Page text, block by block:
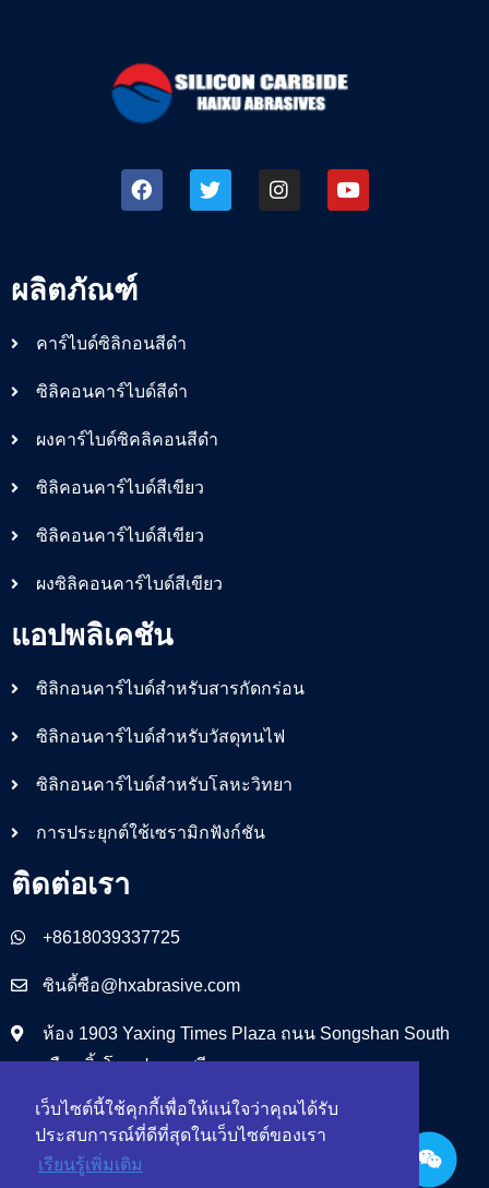
เว็บไซต์นี้ใช้คุกกี้เพื่อให้แน่ใจว่าคุณได้รับ
ประสบการณ์ที่ดีที่สุดในเว็บไซต์ของเรา
เรียนรู้เพิ่มเติม
ผลิตภัณฑ์
คาร์ไบด์ซิลิกอนสีดำ
ซิลิคอนคาร์ไบด์สีดำ
ผงคาร์ไบด์ซิคลิคอนสีดำ
ซิลิคอนคาร์ไบด์สีเขียว
ซิลิคอนคาร์ไบด์สีเขียว
ผงซิลิคอนคาร์ไบด์สีเขียว
แอปพลิเคชัน
ซิลิกอนคาร์ไบด์สำหรับสารกัดกร่อน
ซิลิกอนคาร์ไบด์สำหรับวัสดุทนไฟ
ซิลิกอนคาร์ไบด์สำหรับโลหะวิทยา
การประยุกต์ใช้เซรามิกฟังก์ชัน
ติดต่อเรา
+8618039337725
ซินดี้ซือ@hxabrasive.com
ห้อง 1903 Yaxing Times Plaza ถนน Songshan South
เมืองเจิ้งโจว ประเทศจีน